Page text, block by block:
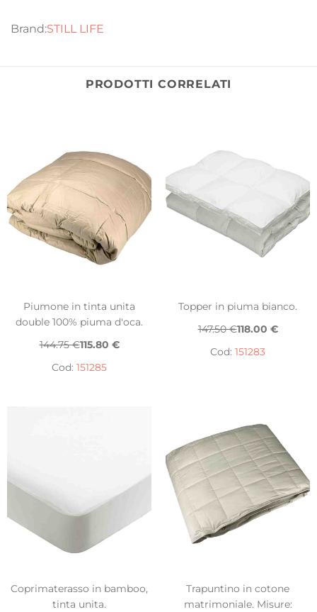
STILL LIFE
PRODOTTI CORRELATI
Piumone in tinta unita
double 100% piuma d'oca.
144.75 €115.80 €
Cod: 151285
Topper in piuma bianco.
147.50 €118.00 €
Cod: 151283
Coprimaterasso in bamboo,
tinta unita.
Trapuntino in cotone
matrimoniale. Misure: